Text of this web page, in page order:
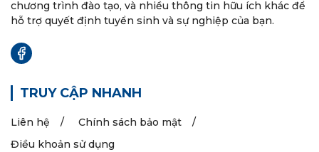
chương trình đào tạo, và nhiều thông tin hữu ích khác để
hỗ trợ quyết định tuyển sinh và sự nghiệp của bạn.
TRUY CẬP NHANH
Liên hệ
Chính sách bảo mật
Điều khoản sử dụng